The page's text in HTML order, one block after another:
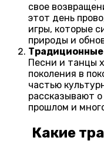
свое
этот день
игры, которые
природы и
Песни и танцы
поколения в
частью
рассказывают
прошлом и
Какие